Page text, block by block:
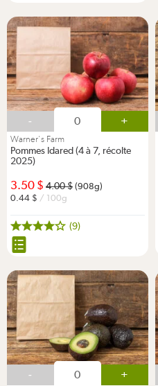
- +
Warner's Farm
Pommes Idared (4 à 7, récolte
2025)
3.50 4.00
(908g)
0.44
/ 100g
(9)
- +